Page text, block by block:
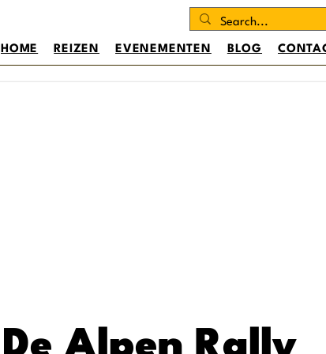
HOME REIZEN EVENEMENTEN BLOG